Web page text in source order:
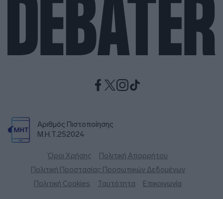
Αριθμός Πιστοποίησης
Μ.Η.Τ.252024
Όροι Χρήσης
Πολιτική Απορρήτου
Πολιτική Προστασίας Προσωπικών Δεδομένων
Πολιτική Cookies
Ταυτότητα Επικοινωνία